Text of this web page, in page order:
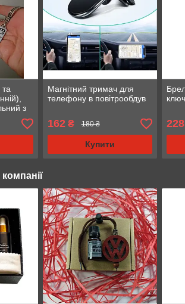
з
Магнітний тримач для
телефону в повітрообдув
162₴ 180 ₴
Купити
228